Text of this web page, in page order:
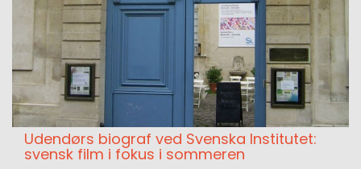
Udendørs biograf ved Svenska Institutet:
svensk film i fokus i sommeren